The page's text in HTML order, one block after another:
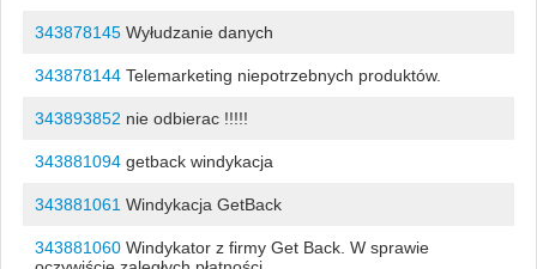
343878145Wyłudzanie danych
343878144Telemarketing niepotrzebnych produktów.
343893852 nie odbierac !!!!!
343881094getback windykacja
343881061 Windykacja GetBack
343881060Windykator z firmy Get Back. W sprawie